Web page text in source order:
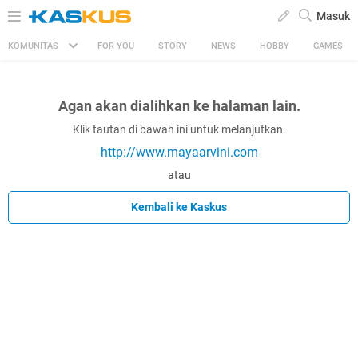
Masuk
KOMUNITAS FOR YOU STORY NEWS HOBBY GAMES
Agan akan dialihkan ke halaman lain.
Klik tautan di bawah ini untuk melanjutkan.
http://www.mayaarvini.com
atau
Kembali ke Kaskus